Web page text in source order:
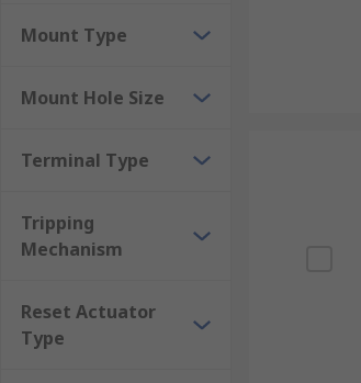
Mount Type
Mount Hole Size
Terminal Type
Tripping
Mechanism
Reset Actuator
Type